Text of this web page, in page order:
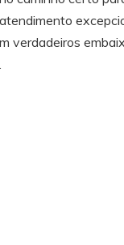
verdadeiros